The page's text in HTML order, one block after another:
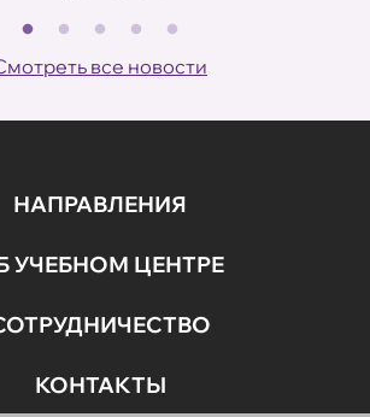
все новости
НАПРАВЛЕНИЯ
УЧЕБНОМ ЦЕНТРЕ
КОНТАКТЫ